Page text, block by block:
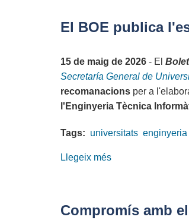
a
presentació
del
Baròmetre
del
tecnològic
El BOE publica
15 de maig de 2026 - El
Secretaría General de
recomanacions per a
l'Enginyeria Tècnica
Tags: universitats enginyeria
Llegeix més
publica
l'estandardització
Compromís amb